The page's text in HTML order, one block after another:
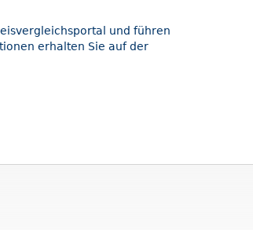
und führen
erhalten Sie auf der